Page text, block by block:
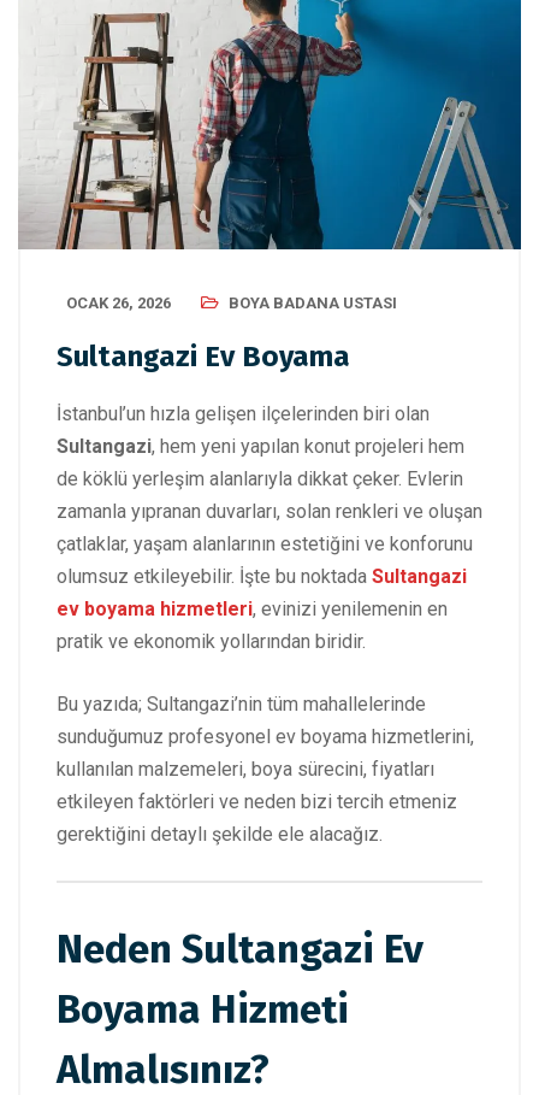
OCAK 26, 2026 BOYA BADANA USTASI
Sultangazi Ev Boyama
İstanbul’un hızla gelişen ilçelerinden biri olan
Sultangazi, hem yeni yapılan konut projeleri hem
de köklü yerleşim alanlarıyla dikkat çeker. Evlerin
zamanla yıpranan duvarları, solan renkleri ve oluşan
çatlaklar, yaşam alanlarının estetiğini ve konforunu
olumsuz etkileyebilir. İşte bu noktada Sultangazi
ev boyama hizmetleri, evinizi yenilemenin en
pratik ve ekonomik yollarından biridir.
Bu yazıda; Sultangazi’nin tüm mahallelerinde
sunduğumuz profesyonel ev boyama hizmetlerini,
kullanılan malzemeleri, boya sürecini, fiyatları
etkileyen faktörleri ve neden bizi tercih etmeniz
gerektiğini detaylı şekilde ele alacağız.
Neden Sultangazi Ev
Boyama Hizmeti
Almalısınız?